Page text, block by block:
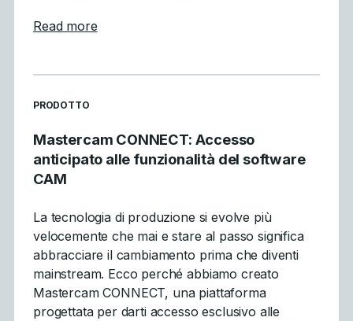
Read moreabout Cosa abbiamo imparato: Ricorso al
READ MORE ARTICLES ABOUT
PRODOTTO
Mastercam CONNECT: Accesso
anticipato alle funzionalità del software
CAM
La tecnologia di produzione si evolve più
velocemente che mai e stare al passo significa
abbracciare il cambiamento prima che diventi
mainstream. Ecco perché abbiamo creato
Mastercam CONNECT, una piattaforma
progettata per darti accesso esclusivo alle